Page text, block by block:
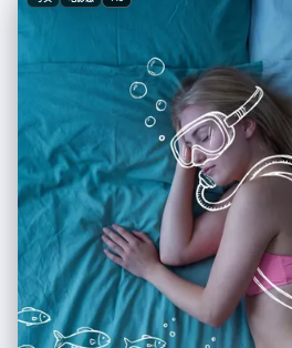
shadows on the ground. Tilt-shift
box, frame, borders, cross-section view,
750 --v 6.0 --- # User Input The user will provide **[Work Title] +
[Character Name]**.
slightly" }, "body_signature": { "build": "Slender, fit physique",
"pose_and_action": { "description": "Kneeling on the ground, soaking
up the sun and wind", "body_position": "Kneeling (seiza-style or
similar), torso upright, back slightly
turned to the side towards the light source", "limb_positions":
resting relaxed on thighs/lap, legs folded
"hand_gestures": "Relaxed fingers resting
"facial_expression": "Serene, peaceful,
closed" }, "inventory": { "wardrobe": "Black mini dress with red polka
dots, off-the-shoulder ruffled sleeves,
"accessories": "Thin gold chain necklace,
"held_objects": "None", "hair_style": "Long, dark brown/brunette,
wavy texture, blowing dynamically in the
"environment": { "setting": "Wildflower field", "ground_elements":
"Dense field of vibrant blue wildflowers
nemophila), green grass visible near roots",